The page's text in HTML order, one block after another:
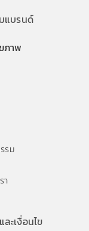
แบรนด์
ภาพ
รม
า
ะเงื่อนไข